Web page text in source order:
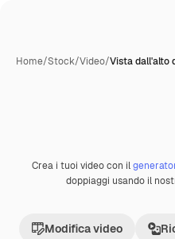
Home/Stock/Video/Vista dall'alto
Premium
Crea i tuoi video con il
doppiaggi usando il
Modifica video